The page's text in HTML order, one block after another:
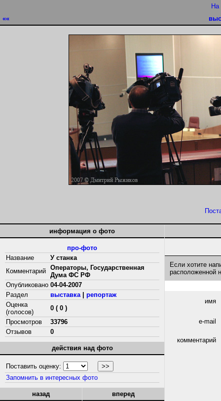
На
««
информация о фото
про-фото
Название
У станка
Комментарий Операторы, Государственная
Дума ФС РФ
Опубликовано 04-04-2007
Раздел
выставка| репортаж
Оценка
(голосов)
0 ( 0 )
Просмотров
33796
Отзывов
0
действия над фото
Поставить оценку:
Запомнить в интересных фото
назад вперед
Если хотите
расположенной
имя
e-mail
комментарий